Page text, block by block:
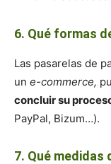
6. Qué formas
Las pasarelas de
un e-commerce,
concluir su
PayPal, Bizum…).
7. Qué